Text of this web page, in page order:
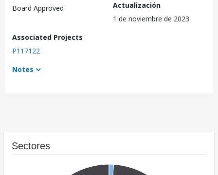
Board Approved
Actualización
1 de noviembre de 2023
Associated Projects
P117122
Notes
Sectores